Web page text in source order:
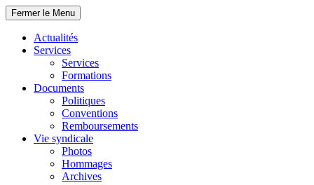
Fermer le Menu
Actualités
Services
Services
Formations
Documents
Politiques
Conventions
Remboursements
Vie syndicale
Photos
Hommages
Archives